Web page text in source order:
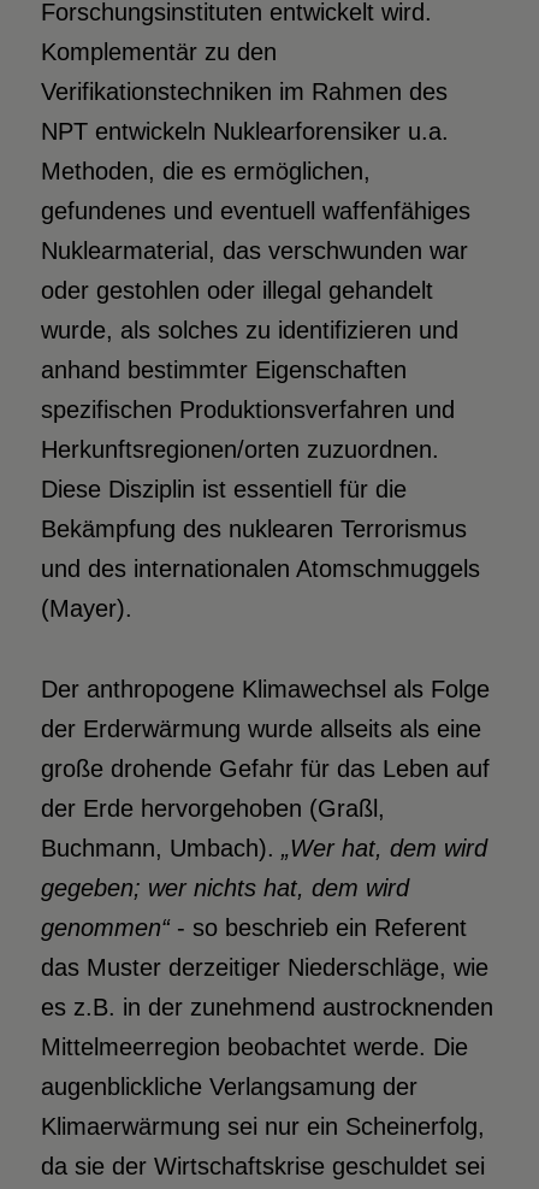
Forschungsinstituten entwickelt wird.
Komplementär zu den
Verifikationstechniken im Rahmen des
NPT entwickeln Nuklearforensiker u.a.
Methoden, die es ermöglichen,
gefundenes und eventuell waffenfähiges
Nuklearmaterial, das verschwunden war
oder gestohlen oder illegal gehandelt
wurde, als solches zu identifizieren und
anhand bestimmter Eigenschaften
spezifischen Produktionsverfahren und
Herkunftsregionen/orten zuzuordnen.
Diese Disziplin ist essentiell für die
Bekämpfung des nuklearen Terrorismus
und des internationalen Atomschmuggels
(Mayer).
Der anthropogene Klimawechsel als Folge
der Erderwärmung wurde allseits als eine
große drohende Gefahr für das Leben auf
der Erde hervorgehoben (Graßl,
Buchmann, Umbach). „Wer hat, dem wird
gegeben; wer nichts hat, dem wird
genommen“- so beschrieb ein Referent
das Muster derzeitiger Niederschläge, wie
es z.B. in der zunehmend austrocknenden
Mittelmeerregion beobachtet werde. Die
augenblickliche Verlangsamung der
Klimaerwärmung sei nur ein Scheinerfolg,
da sie der Wirtschaftskrise geschuldet sei